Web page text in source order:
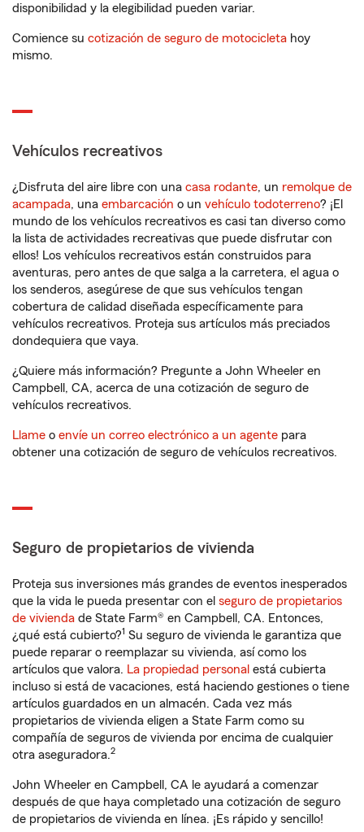
disponibilidad y la elegibilidad pueden variar.
Comience su cotización de seguro de motocicleta hoy
mismo.
Vehículos recreativos
¿Disfruta del aire libre con una casa rodante, un remolque de
acampada, una embarcación o un vehículo todoterreno? ¡El
mundo de los vehículos recreativos es casi tan diverso como
la lista de actividades recreativas que puede disfrutar con
ellos! Los vehículos recreativos están construidos para
aventuras, pero antes de que salga a la carretera, el agua o
los senderos, asegúrese de que sus vehículos tengan
cobertura de calidad diseñada específicamente para
vehículos recreativos. Proteja sus artículos más preciados
dondequiera que vaya.
¿Quiere más información? Pregunte a John Wheeler en
Campbell, CA, acerca de una cotización de seguro de
vehículos recreativos.
Llame o envíe un correo electrónico a un agente para
obtener una cotización de seguro de vehículos recreativos.
Seguro de propietarios de vivienda
Proteja sus inversiones más grandes de eventos inesperados
que la vida le pueda presentar con el seguro de propietarios
de vivienda de State Farm® en Campbell, CA. Entonces,
¿qué está cubierto?1 Su seguro de vivienda le garantiza que
puede reparar o reemplazar su vivienda, así como los
artículos que valora. La propiedad personal está cubierta
incluso si está de vacaciones, está haciendo gestiones o tiene
artículos guardados en un almacén. Cada vez más
propietarios de vivienda eligen a State Farm como su
compañía de seguros de vivienda por encima de cualquier
otra aseguradora.2
John Wheeler en Campbell, CA le ayudará a comenzar
después de que haya completado una cotización de seguro
de propietarios de vivienda en línea. ¡Es rápido y sencillo!